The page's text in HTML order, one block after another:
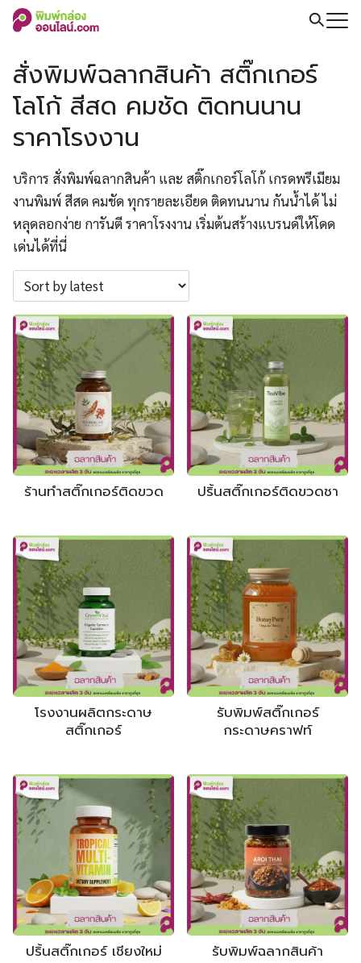
Skip
for:
สั่งพิมพ์ฉลากสินค้า สติ๊กเกอร์
โลโก้ สีสด คมชัด ติดทนนาน
ราคาโรงงาน
บริการ สั่งพิมพ์ฉลากสินค้า และ สติ๊กเกอร์โลโก้ เกรดพรีเมียม
งานพิมพ์ สีสด คมชัด ทุกรายละเอียด ติดทนนาน กันน้ำได้ ไม่
หลุดลอกง่าย การันตี ราคาโรงงาน เริ่มต้นสร้างแบรนด์ให้โดด
เด่นได้ที่นี่
ร้านทำสติ๊กเกอร์ติดขวด ปริ้นสติ๊กเกอร์ติดขวดชา
โรงงานผลิตกระดาษ
สติ๊กเกอร์
รับพิมพ์สติ๊กเกอร์
กระดาษคราฟท์
ปริ้นสติ๊กเกอร์ เชียงใหม่ รับพิมพ์ฉลากสินค้า